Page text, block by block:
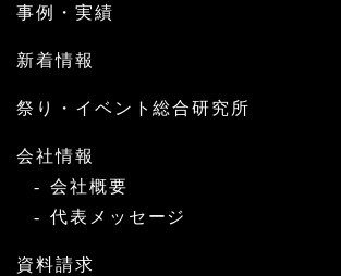
事例・実績
新着情報
祭り・イベント総合研究所
会社情報
会社概要
代表メッセージ
資料請求